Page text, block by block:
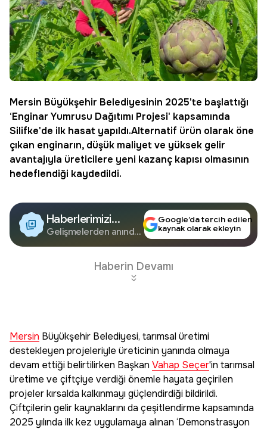
Mersin Büyükşehir Belediyesinin 2025'te başlattığı
‘Enginar Yumrusu Dağıtımı Projesi' kapsamında
Silifke'de ilk hasat yapıldı.Alternatif ürün olarak öne
çıkan enginarın, düşük maliyet ve yüksek gelir
avantajıyla üreticilere yeni kazanç kapısı olmasının
hedeflendiği kaydedildi.
Haberlerimizi
Google'da Takip
Edin
Gelişmelerden anında
Google’da tercih edilen
kaynak olarak ekleyin
Haberin Devamı
Mersin Büyükşehir Belediyesi, tarımsal üretimi
destekleyen projeleriyle üreticinin yanında olmaya
devam ettiği belirtilirken Başkan Vahap Seçer'in tarımsal
üretime ve çiftçiye verdiği önemle hayata geçirilen
projeler kırsalda kalkınmayı güçlendirdiği bildirildi.
Çiftçilerin gelir kaynaklarını da çeşitlendirme kapsamında
2025 yılında ilk kez uygulamaya alınan ‘Demonstrasyon